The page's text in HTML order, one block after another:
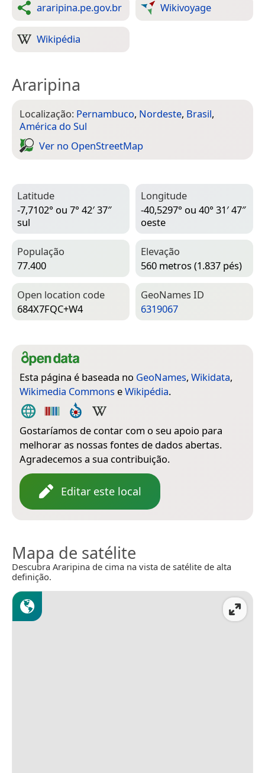
araripina.pe.gov.br Wikivoyage
Wikipédia
Araripina
Localização: Pernambuco, Nordeste, Brasil,
América do Sul
Ver no Open­Street­Map
Latitude
-7,7102° ou 7° 42′ 37″
sul
Longitude
-40,5297° ou 40° 31′ 47″
oeste
População
77.400
Elevação
560 metros (1.837 pés)
Open location code
684X7FQC+W4
Geo­Names ID
6319067
Esta página é baseada no GeoNames, Wikidata,
Wikimedia Commons eWikipédia.
Gostaríamos de contar com o seu apoio para
melhorar as nossas fontes de dados abertas.
Agradecemos a sua contribuição.
Editar este local
Mapa de satélite
Descubra Araripina de cima na vista de satélite de alta
definição.